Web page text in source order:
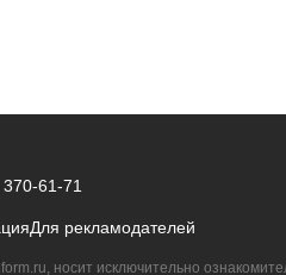
61-71
Для рекламодателей
носит исключительно